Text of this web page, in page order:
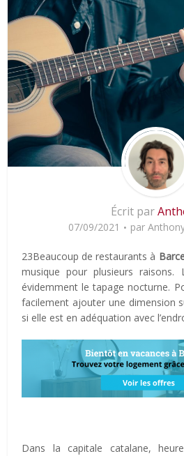
Écrit par
07/09/2021 par
23Beaucoup de restaurants à
musique pour plusieurs
évidemment le tapage nocturne.
facilement ajouter une dimension
si elle est en adéquation avec
Dans la capitale catalane,